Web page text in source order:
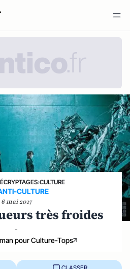
›CULTURE
CULTURE
6 mai 2017
très froides
-
pour Culture-Tops